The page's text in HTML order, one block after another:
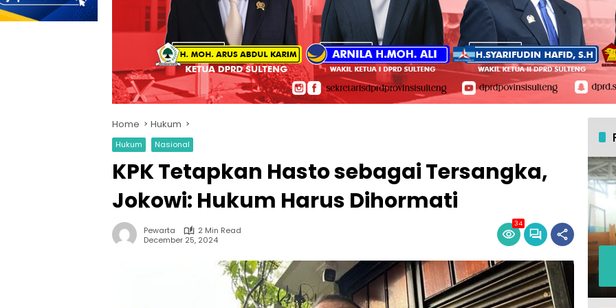
Home Hukum
Hukum Nasional
KPK Tetapkan Hasto sebagai Tersangka,
Jokowi: Hukum Harus Dihormati
Pewarta
2 Min Read
December 25, 2024
34